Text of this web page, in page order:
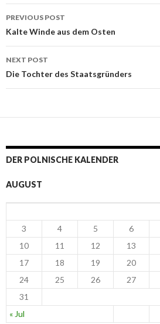
Post navigation
PREVIOUS POST
Kalte Winde aus dem Osten
NEXT POST
Die Tochter des Staatsgründers
DER POLNISCHE KALENDER
AUGUST
« Jul
3
4 5 6
10
11 12 13
17
18 19 20
24
25 26 27
31